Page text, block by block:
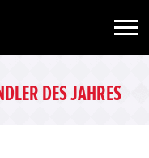
DES JAHRES